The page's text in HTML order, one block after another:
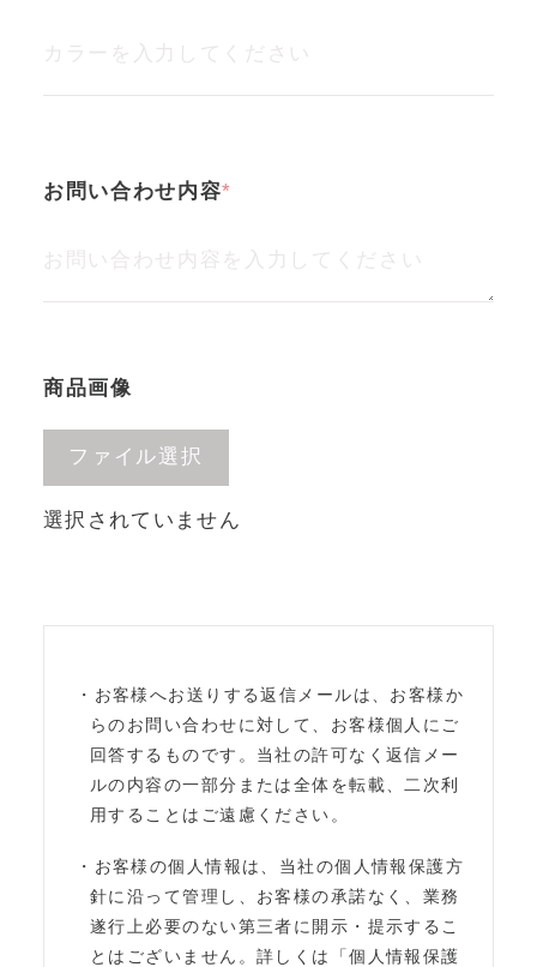
お問い合わせ内容
商品画像
ファイル選択
選択されていません
・お客様へお送りする返信メールは、お客様か
らのお問い合わせに対して、お客様個人にご
回答するものです。当社の許可なく返信メー
ルの内容の一部分または全体を転載、二次利
用することはご遠慮ください。
・お客様の個人情報は、当社の個人情報保護方
針に沿って管理し、お客様の承諾なく、業務
遂行上必要のない第三者に開示・提示するこ
とはございません。詳しくは「個人情報保護